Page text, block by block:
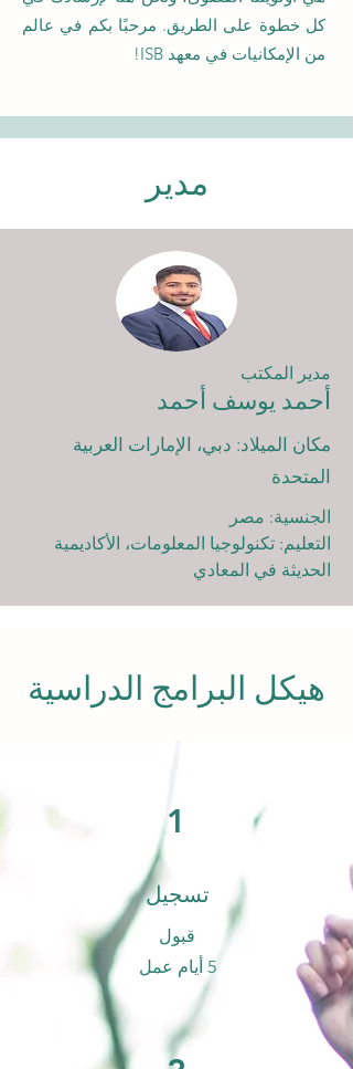
كل خطوة على الطريق. مرحبًا بكم في عالم
من الإمكانيات في معهد ISB!
مدير
مدير المكتب
أحمد يوسف أحمد
مكان الميلاد: دبي، الإمارات العربية
المتحدة
الجنسية: مصر
التعليم: تكنولوجيا المعلومات، الأكاديمية
الحديثة في المعادي
هيكل البرامج الدراسية
1
تسجيل
قبول
5 أيام عمل